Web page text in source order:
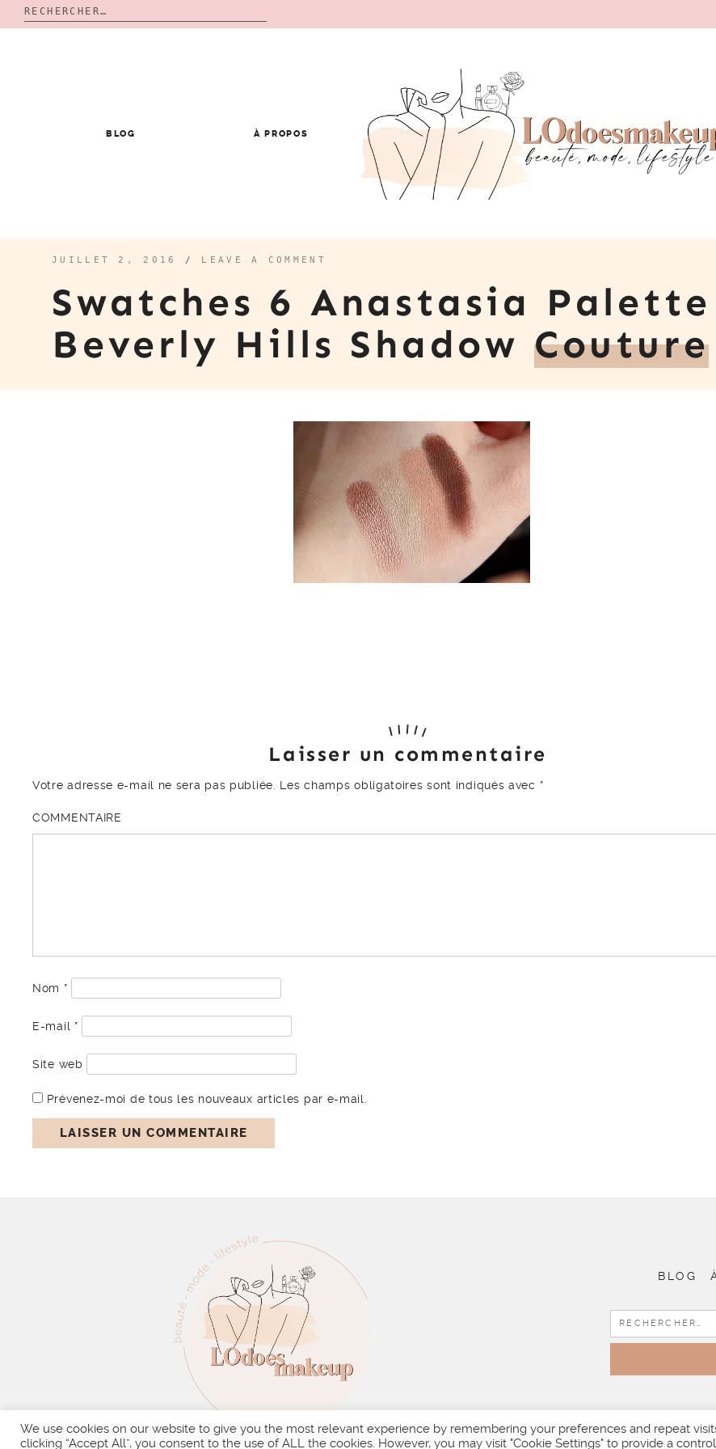
Rechercher :
BLOG À PROPOS
JUILLET 2, 2016 / LEAVE A COMMENT
Swatches 6 Anastasia Palette
Beverly Hills Shadow Couture
Laisser un commentaire
Votre adresse e-mail ne sera pas publiée. Les champs obligatoires sont indiqués avec *
COMMENTAIRE
Nom *
E-mail *
Site web
Prévenez-moi de tous les nouveaux articles par e-mail.
BLOG
We use cookies on our website to give you the most relevant experience by remembering your preferences and repeat
clicking “Accept All”, you consent to the use of ALL the cookies. However, you may visit "Cookie Settings" to provide a